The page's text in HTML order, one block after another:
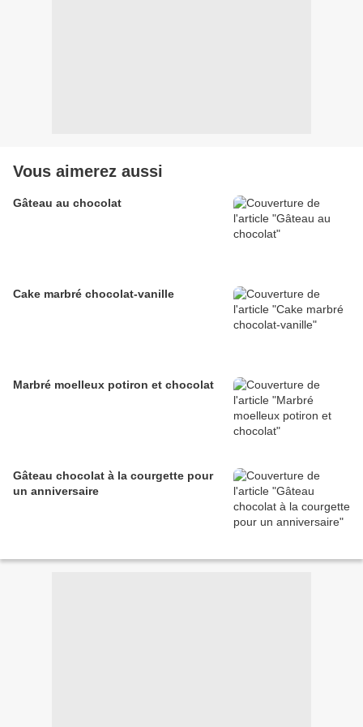
Vous aimerez aussi
Gâteau au chocolat
Cake marbré chocolat-vanille
Marbré moelleux potiron et chocolat
Gâteau chocolat à la courgette pour
un anniversaire